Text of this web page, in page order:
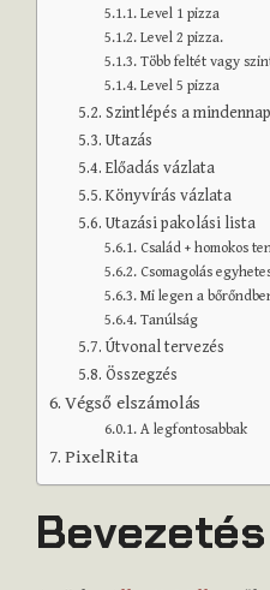
Level 1 pizza
Level 2 pizza.
Több feltét vagy
Level 5 pizza
Szintlépés a
Utazás
Előadás vázlata
Könyvírás vázlata
Utazási pakolási lista
Család + homokos
Csomagolás
Mi legen a
Tanúlság
Útvonal tervezés
Összegzés
Végső elszámolás
A legfontosabbak
PixelRita
Bevezetés